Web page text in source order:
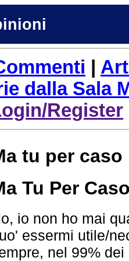
dalla Sala
Register
tu per caso
Tu Per
io non ho mai
essermi utile/
nel 99%